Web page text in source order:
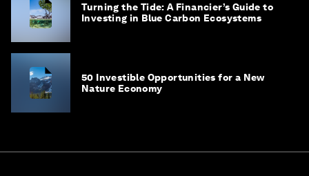
Turning the Tide: A Financier’s Guide to
Investing in Blue Carbon Ecosystems
50 Investible Opportunities for a New
Nature Economy